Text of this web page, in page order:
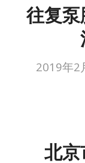
往复
2019年2
北京